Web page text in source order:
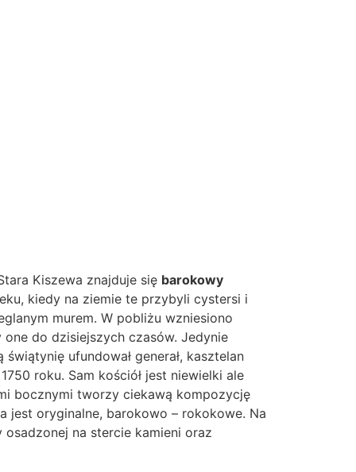
Kiszewa znajduje się barokowy
kiedy na ziemie te przybyli cystersi i
murem. W pobliżu wzniesiono
do dzisiejszych czasów. Jedynie
ufundował generał, kasztelan
roku. Sam kościół jest niewielki ale
bocznymi tworzy ciekawą kompozycję
jest oryginalne, barokowo – rokokowe. Na
osadzonej na stercie kamieni oraz